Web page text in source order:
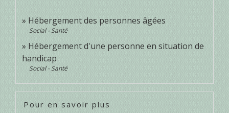
Hébergement des personnes âgées
Social - Santé
Hébergement d'une personne en situation de
handicap
Social - Santé
Pour en savoir plus